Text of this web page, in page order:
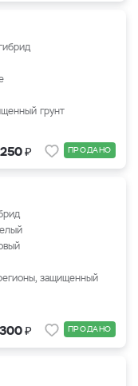
грунт
250₽ ПРОДАНО
защищенный
300₽ ПРОДАНО